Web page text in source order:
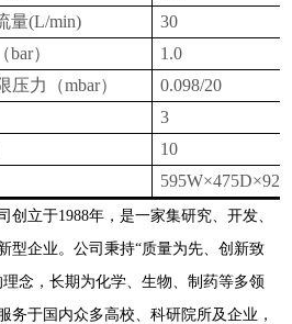
量(L/min)
30
bar）
1.0
压力（mbar）
0.098/20
3
10
595W×475D×
创立于1988年，是一家集研究、开发、
型企业。公司秉持“质量为先、创新致
念，长期为化学、生物、制药等多领
务于国内众多高校、科研院所及企业，